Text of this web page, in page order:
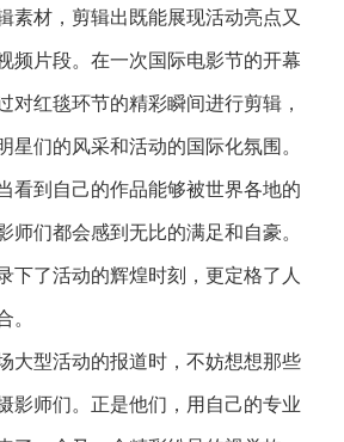
素材，剪辑出既能展现活动亮点又
频片段。在一次国际电影节的开幕
对红毯环节的精彩瞬间进行剪辑，
星们的风采和活动的国际化氛围。
看到自己的作品能够被世界各地的
师们都会感到无比的满足和自豪。
下了活动的辉煌时刻，更定格了人
。
大型活动的报道时，不妨想想那些
影师们。正是他们，用自己的专业